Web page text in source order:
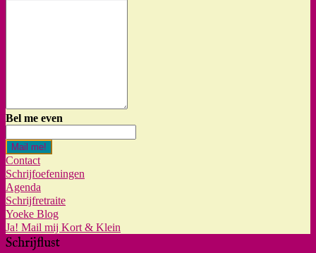
Bel me even
Mail me!
Contact
Schrijfoefeningen
Agenda
Schrijfretraite
Yoeke Blog
Ja! Mail mij Kort & Klein
Schrijflust